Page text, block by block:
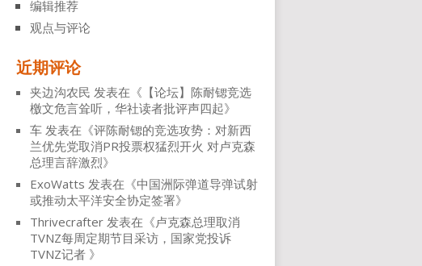
编辑推荐
观点与评论
近期评论
夹边沟农民 发表在《 【论坛】陈耐锶竞选
檄文危言耸听，华社读者批评声四起》
车 发表在《评陈耐锶的竞选攻势：对新西
兰优先党取消PR投票权猛烈开火 对卢克森
总理言辞激烈》
ExoWatts 发表在《中国洲际弹道导弹试射
或推动太平洋安全协定签署》
Thrivecrafter 发表在《卢克森总理取消
TVNZ每周定期节目采访，国家党投诉
TVNZ记者 》